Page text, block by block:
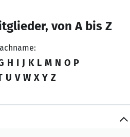
von A bis Z
H I J K L M N O P
U V W X Y Z